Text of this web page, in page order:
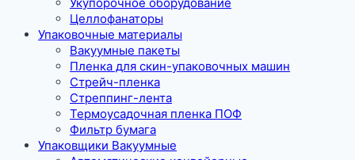
Укупорочное оборудование
Целлофанаторы
Упаковочные материалы
Вакуумные пакеты
Пленка для скин-упаковочных машин
Стрейч-пленка
Стреппинг-лента
Термоусадочная пленка ПОФ
Фильтр бумага
Упаковщики Вакуумные